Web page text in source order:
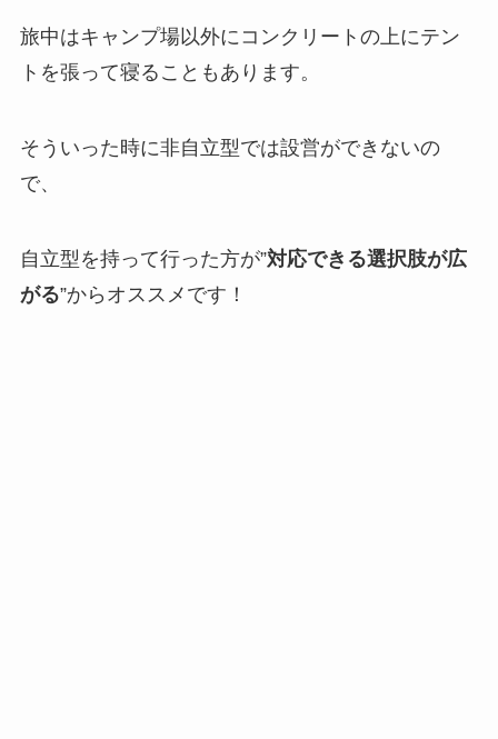
旅中はキャンプ場以外にコンクリートの上にテン
トを張って寝ることもあります。
そういった時に非自立型では設営ができないの
で、
自立型を持って行った方が”対応できる選択肢が広
がる”からオススメです！